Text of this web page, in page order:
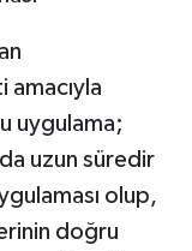
amacıyla
uygulama;
uzun süredir
olup,
doğru